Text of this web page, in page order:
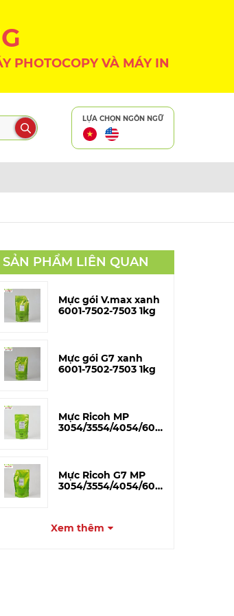
PHOTOCOPY VÀ MÁY IN
LỰA CHỌN NGÔN NGỮ
SẢN PHẨM LIÊN QUAN
Mực gói V.max xanh
6001-7502-7503 1kg
Mực gói G7 xanh
6001-7502-7503 1kg
Mực Ricoh MP
3054/3554/4054/6054
Mực Ricoh G7 MP
3054/3554/4054/6054
Xem thêm